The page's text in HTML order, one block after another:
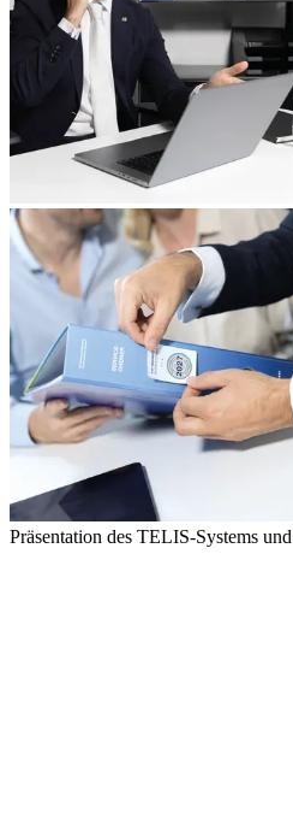
Präsentation des TELIS-Systems